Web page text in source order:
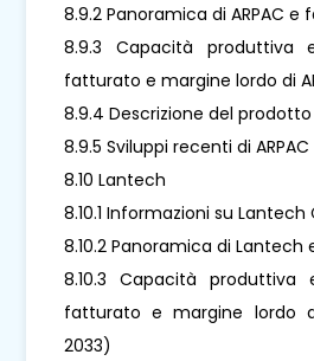
8.9.2 Panoramica di ARPAC
8.9.3 Capacità produttiva
fatturato e margine lordo di
8.9.4 Descrizione del prodotto
8.9.5 Sviluppi recenti di ARPAC
8.10 Lantech
8.10.1 Informazioni su
8.10.2 Panoramica di
8.10.3 Capacità produttiva
fatturato e margine lordo
2033)